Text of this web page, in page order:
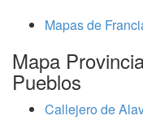
Mapas de
Mapa
Pueblos
Callejero de